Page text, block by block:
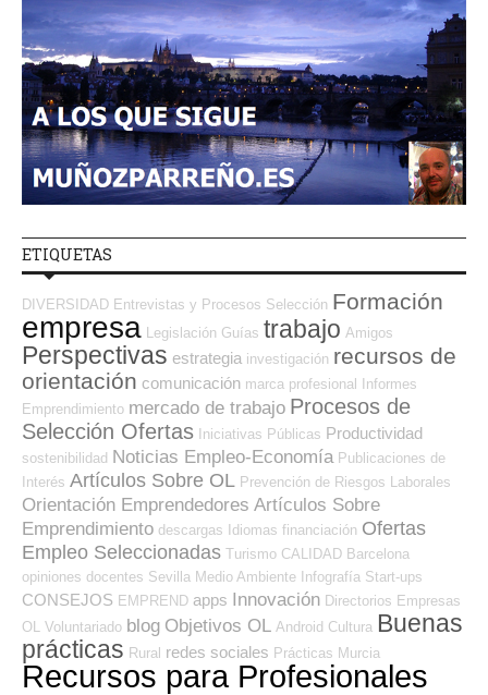
ETIQUETAS
DIVERSIDAD Entrevistas y Procesos Selección Formación
empresa Legislación Guías trabajo Amigos
Perspectivas estrategia investigación recursos de
orientación comunicación marca profesional
Informes
Emprendimiento mercado de trabajo Procesos de
Selección Ofertas Iniciativas Públicas Productividad
sostenibilidad Noticias Empleo-Economía Publicaciones de
Interés Artículos Sobre OL Prevención de Riesgos Laborales
Orientación Emprendedores Artículos Sobre
Emprendimiento descargas Idiomas financiación Ofertas
Empleo Seleccionadas Turismo CALIDAD Barcelona
opiniones docentes Sevilla Medio Ambiente Infografía Start-ups
CONSEJOS EMPREND apps Innovación Directorios Empresas
OL
Voluntariado blog Objetivos OL Android Cultura Buenas
prácticas Rural redes sociales Prácticas Murcia
Recursos para Profesionales